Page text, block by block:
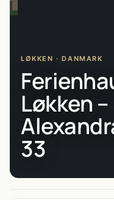
LØKKEN · DANMARK
Løkken –
33